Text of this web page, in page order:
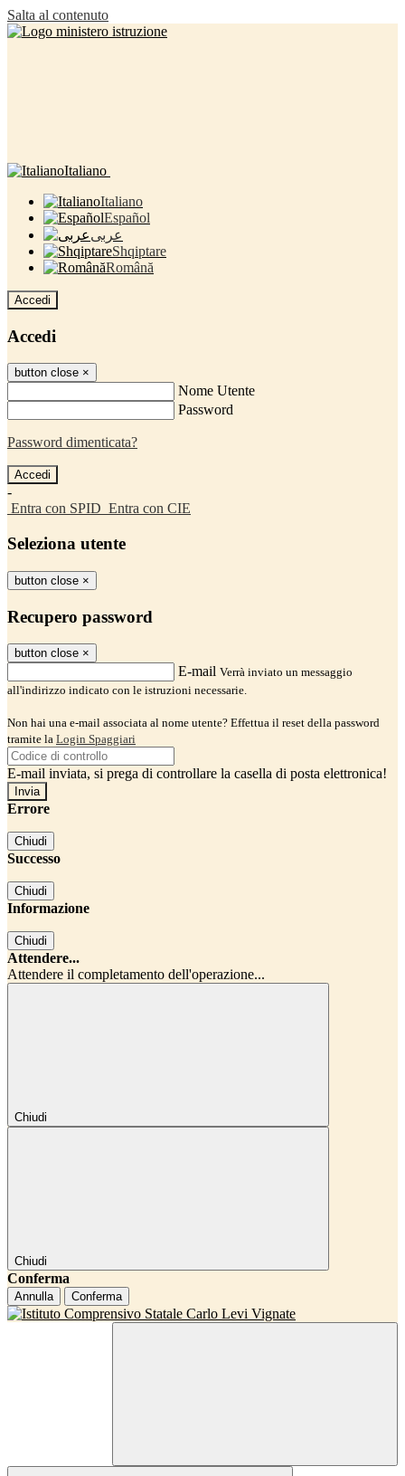
Salta al contenuto
Italiano
Italiano
Español
عربى
Shqiptare
Română
Accedi
Accedi
button close ×
Nome Utente
Password
Password dimenticata?
-
Entra con SPID Entra con CIE
Seleziona utente
button close ×
Recupero password
button close ×
E-mail Verrà inviato un messaggio
all'indirizzo indicato con le istruzioni necessarie.
Non hai una e-mail associata al nome utente? Effettua il reset della password
tramite la Login Spaggiari
E-mail inviata, si prega di controllare la casella di posta elettronica!
Errore
Chiudi
Successo
Chiudi
Informazione
Chiudi
Attendere...
Attendere il completamento dell'operazione...
Chiudi
Chiudi
Conferma
Annulla Conferma